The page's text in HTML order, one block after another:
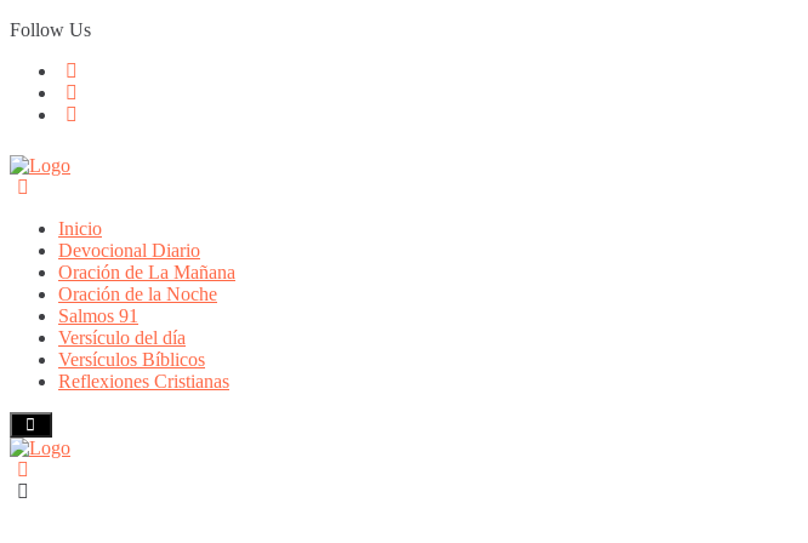
Skip
to
Follow Us
Inicio
Devocional Diario
Oración de La Mañana
Oración de la Noche
Salmos 91
Versículo del día
Versículos Bíblicos
Reflexiones Cristianas